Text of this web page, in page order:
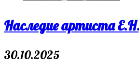
Наследие артиста
30.10.2025